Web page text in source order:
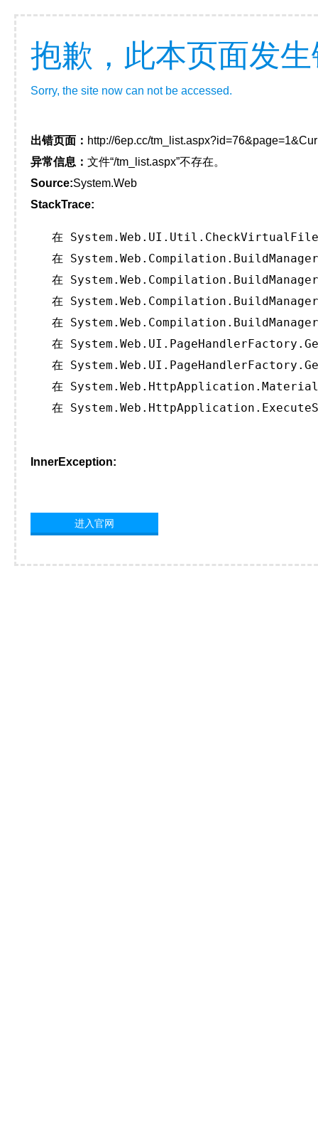
抱歉，此本页面发
Sorry, the site now can not be accessed.
出错页面： http://6ep.cc/
异常信息： 文件“/tm_list.aspx”不存在。
Source:System.Web
StackTrace:
在
在
在
在
在
在
在
在
在
InnerException:
进入官网